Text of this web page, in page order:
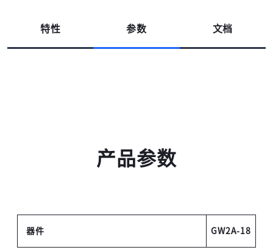
高云搜索引擎
特性 参数 文档
产品参数
器件 GW2A-18